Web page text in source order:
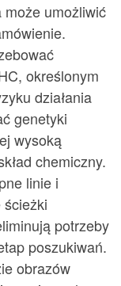
może umożliwić
określonym
działania
genetyki
wysoką
chemiczny.
linie i
potrzeby
poszukiwań.
obrazów